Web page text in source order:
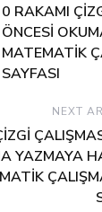
0 RAKAMI
ÖNCESİ
MATEMATİK
SAYFASI
NEXT
YAZMAYA